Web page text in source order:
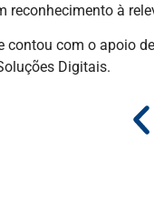
reconhecimento à
com o apoio
Digitais.